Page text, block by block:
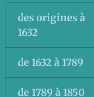
des origines à
1632
de 1632 à 1789
de 1789 à 1850